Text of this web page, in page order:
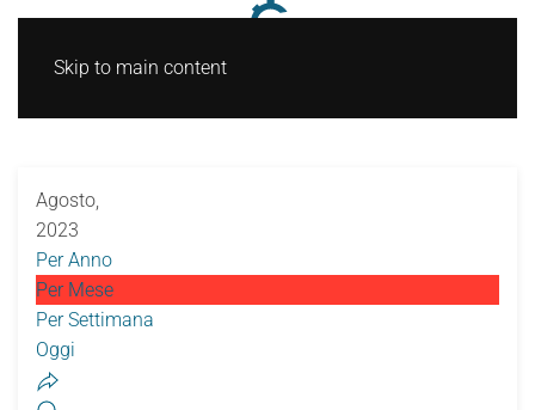
Skip to main content
Agosto,
2023
Per Anno
Per Mese
Per Settimana
Oggi